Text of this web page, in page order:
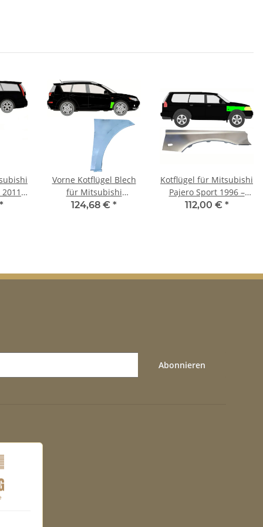
Vorne Kotflügel Blech
für Mitsubishi
Outlander 2007 - 2012
124,68 € *
Kotflügel für Mitsubishi
Pajero Sport 1996 –
2008 vorne rechts
112,00 € *
Abonnieren